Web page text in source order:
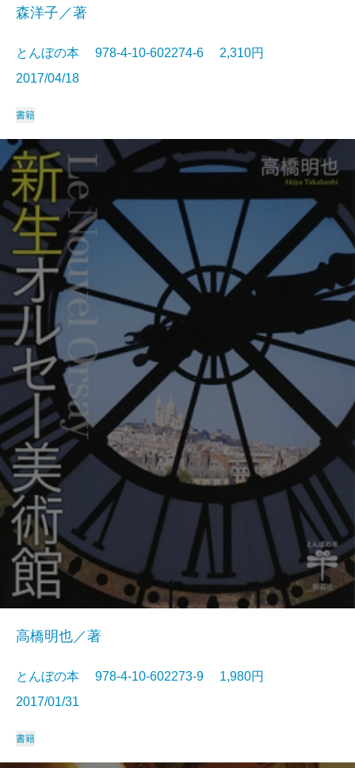
森洋子／著
とんぼの本 978-4-10-602274-6 2,310円
2017/04/18
書籍
高橋明也／著
とんぼの本 978-4-10-602273-9 1,980円
2017/01/31
書籍